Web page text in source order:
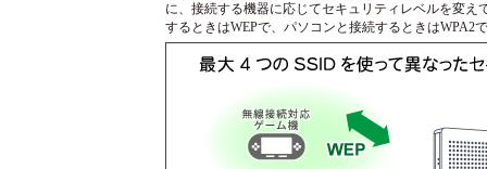
に、接続する機器に応じてセキュリティレベルを変
するときはWEPで、パソコンと接続するときはWPA2